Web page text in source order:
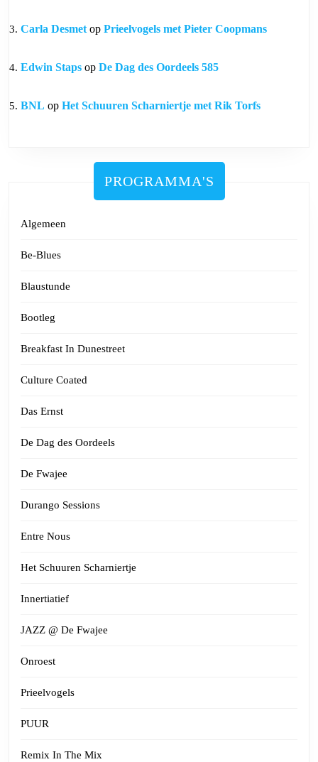
Carla Desmet op Prieelvogels met Pieter Coopmans
Edwin Staps op De Dag des Oordeels 585
BNL op Het Schuuren Scharniertje met Rik Torfs
PROGRAMMA'S
Algemeen
Be-Blues
Blaustunde
Bootleg
Breakfast In Dunestreet
Culture Coated
Das Ernst
De Dag des Oordeels
De Fwajee
Durango Sessions
Entre Nous
Het Schuuren Scharniertje
Innertiatief
JAZZ @ De Fwajee
Onroest
Prieelvogels
PUUR
Remix In The Mix